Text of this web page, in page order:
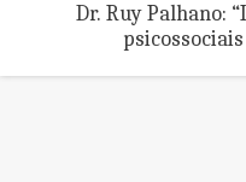
Dr. Ruy Palhano: